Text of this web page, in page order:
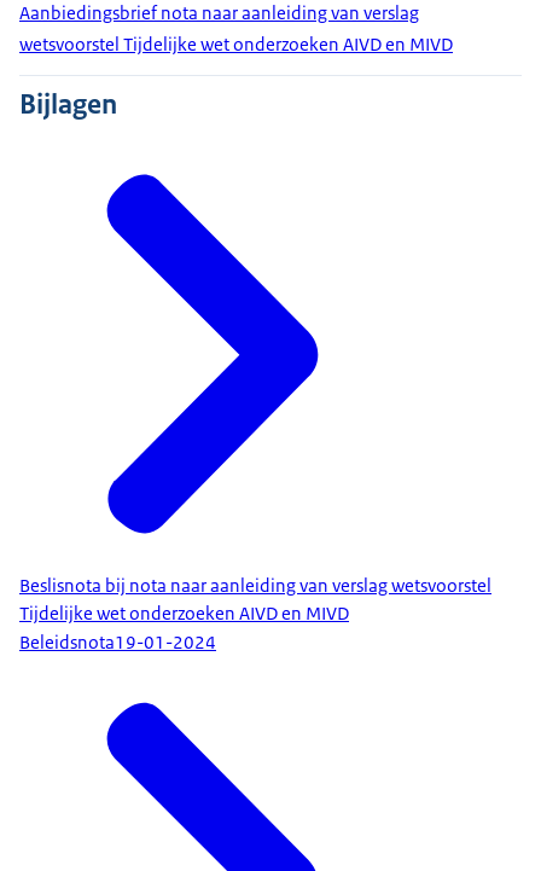
Aanbiedingsbrief nota naar aanleiding van verslag
wetsvoorstel Tijdelijke wet onderzoeken AIVD en MIVD
Bijlagen
Beslisnota bij nota naar aanleiding van verslag wetsvoorstel
Tijdelijke wet onderzoeken AIVD en MIVD
Beleidsnota19-01-2024